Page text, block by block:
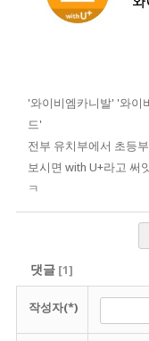
'와이비엠카니발' '와이
드'
전부 유치부에서 초등
보시면 with U+라고 써
ㅋ
댓글[1]
작성자(*)